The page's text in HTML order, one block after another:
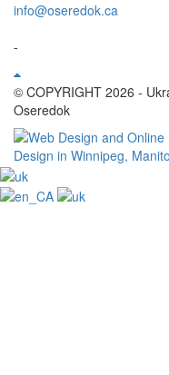
info@oseredok.ca
-
© COPYRIGHT 2026 -
Oseredok